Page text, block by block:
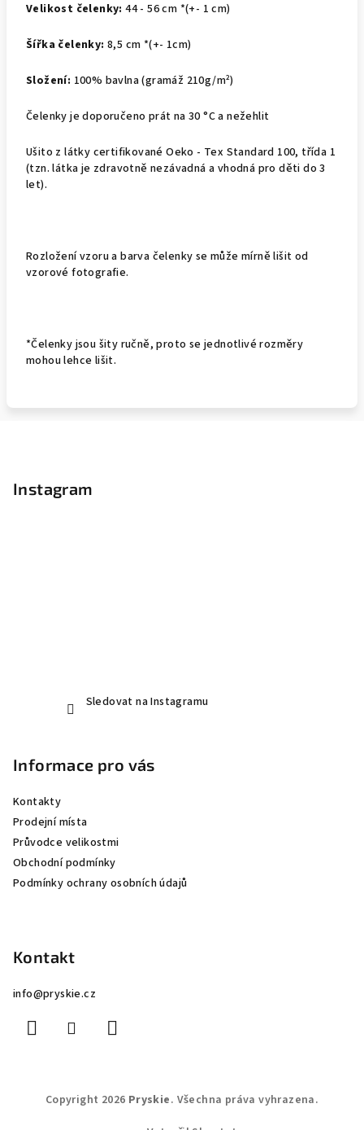
Velikost čelenky:44 - 56 cm *(+- 1 cm)
Šířka čelenky: 8,5 cm *(+- 1cm)
Složení: 100% bavlna (gramáž 210g/m²)
Čelenky je doporučeno prát na 30 °Ca nežehlit
Ušito z látky certifikované Oeko - Tex Standard 100, třída 1
(tzn. látka je zdravotně nezávadná a vhodná pro děti do 3
let).
Rozložení vzoru a barva čelenky se může mírně lišit od
vzorové fotografie.
*Čelenky jsou šity ručně, proto se jednotlivé rozměry
mohou lehce lišit.
Instagram
Sledovat na Instagramu
Informace pro vás
Kontakty
Prodejní místa
Průvodce velikostmi
Obchodní podmínky
Podmínky ochrany osobních údajů
Kontakt
info@pryskie.cz
Copyright 2026 Pryskie. Všechna práva vyhrazena.